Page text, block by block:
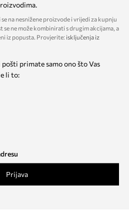
na nesnižene proizvode i vrijedi za kupnju
ne može kombinirati s drugim akcijama, a
iz popusta. Provjerite: isključenja iz
primate samo ono što Vas
li to:
Prijava